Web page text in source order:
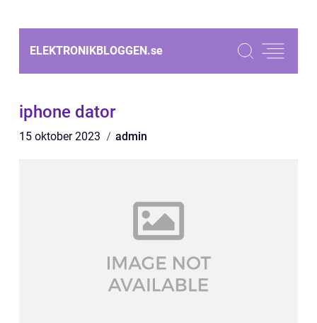
ELEKTRONIKBLOGGEN.se
iphone dator
15 oktober 2023 admin